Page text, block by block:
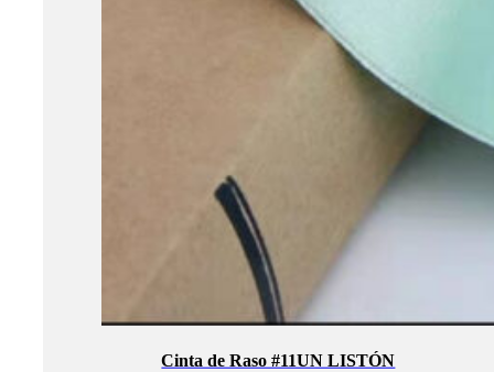
Cinta de Raso #11UN LISTÓN